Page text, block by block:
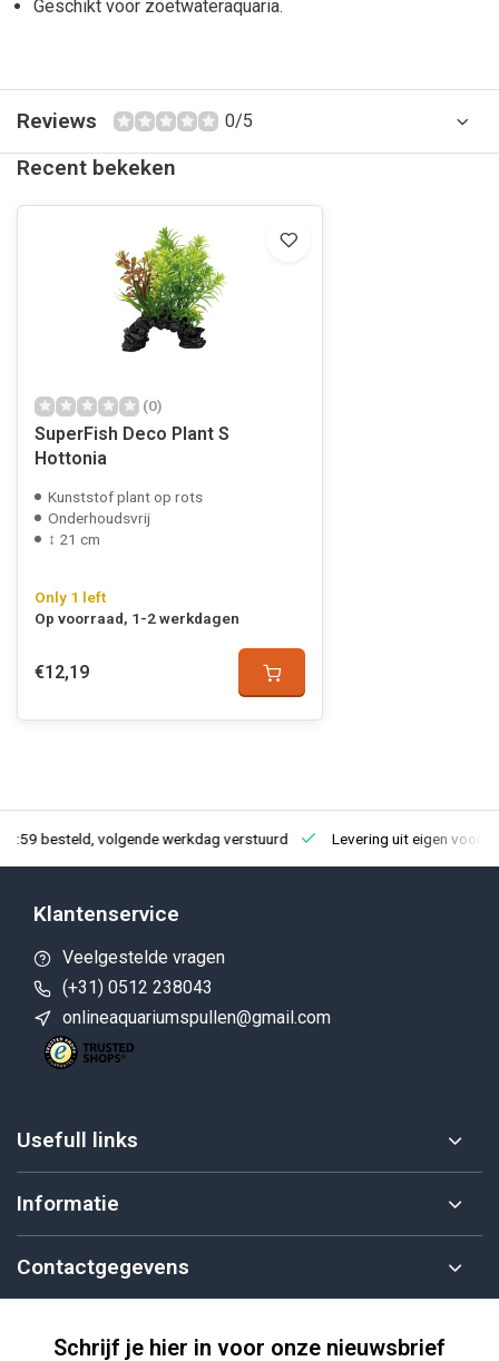
Geschikt voor zoetwateraquaria.
Reviews 0/5
Recent bekeken
(0)
SuperFish Deco Plant S
Hottonia
Kunststof plant op rots
Onderhoudsvrij
↕ 21 cm
Only 1 left
Op voorraad, 1-2 werkdagen
€12,19
besteld, volgende werkdag verstuurd Levering uit eigen
Klantenservice
Veelgestelde vragen
(+31) 0512 238043
onlineaquariumspullen@gmail.com
Usefull links
Informatie
Contactgegevens
Schrijf je hier in voor onze nieuwsbrief